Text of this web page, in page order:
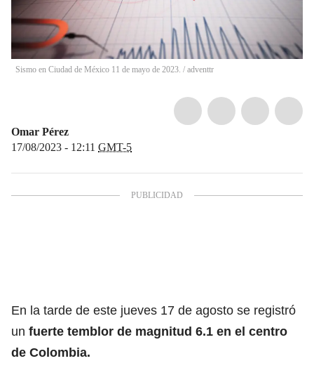
Sismo en Ciudad de México 11 de mayo de 2023. / adventtr
Omar Pérez
17/08/2023 - 12:11 GMT-5
En la tarde de este jueves 17 de agosto se registró
un fuerte temblor de magnitud 6.1 en el centro
de Colombia.